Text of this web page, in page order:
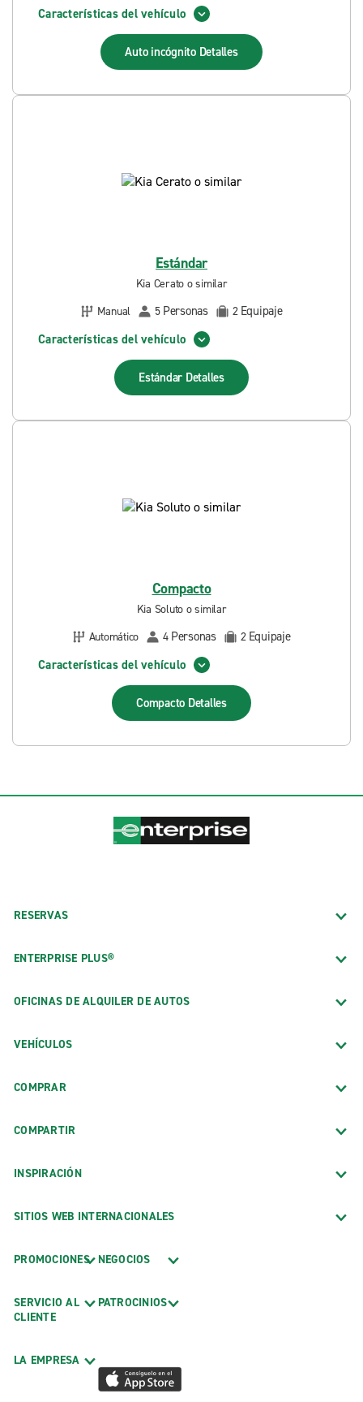
Características del vehículo
Auto incógnito Detalles
Estándar
Kia Cerato o similar
Manual
5 Personas 2 Equipaje
Características del vehículo
Estándar Detalles
Compacto
Kia Soluto o similar
Automático
4 Personas 2 Equipaje
Características del vehículo
Compacto Detalles
RESERVAS
ENTERPRISE PLUS®
OFICINAS DE ALQUILER DE AUTOS
VEHÍCULOS
COMPRAR
COMPARTIR
INSPIRACIÓN
SITIOS WEB INTERNACIONALES
PROMOCIONES
SERVICIO AL
CLIENTE
LA EMPRESA
NEGOCIOS
PATROCINIOS